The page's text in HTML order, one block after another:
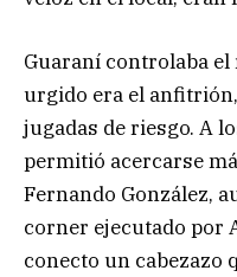
Guaraní controlaba
urgido era el
jugadas de riesgo. A
permitió acercarse
Fernando González,
corner ejecutado por
conecto un cabezazo